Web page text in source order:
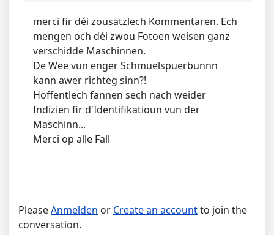
merci fir déi zousätzlech Kommentaren. Ech
mengen och déi zwou Fotoen weisen ganz
verschidde Maschinnen.
De Wee vun enger Schmuelspuerbunnn
kann awer richteg sinn?!
Hoffentlech fannen sech nach weider
Indizien fir d'Identifikatioun vun der
Maschinn...
Merci op alle Fall
PleaseAnmelden or Create an accountto join the
conversation.